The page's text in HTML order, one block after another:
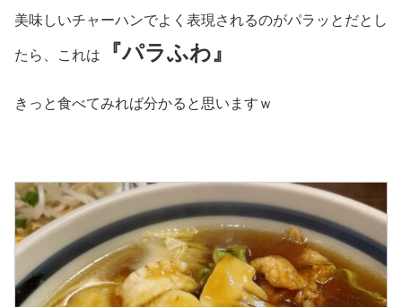
美味しいチャーハンでよく表現されるのがパラッとだとし
たら、これは 『パラふわ』
きっと食べてみれば分かると思いますｗ